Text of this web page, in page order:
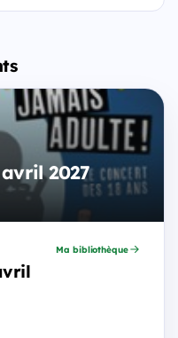
2027
Ma bibliothèque